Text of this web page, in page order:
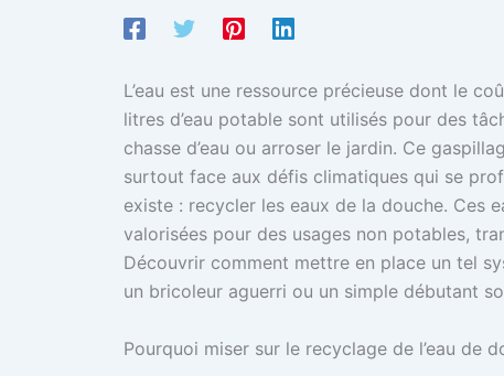
L’eau est une ressource précieuse dont le
litres d’eau potable sont utilisés pour des
chasse d’eau ou arroser le jardin. Ce
surtout face aux défis climatiques qui se
existe : recycler les eaux de la douche. Ces
valorisées pour des usages non potables,
Découvrir comment mettre en place un tel
un bricoleur aguerri ou un simple débutant
Pourquoi miser sur le recyclage de l’eau de